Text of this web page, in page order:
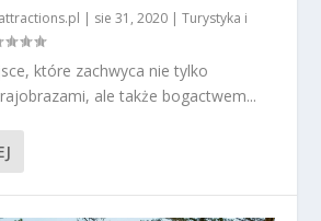
sie 31, 2020 |Turystyka i
które zachwyca nie tylko
ale także bogactwem...